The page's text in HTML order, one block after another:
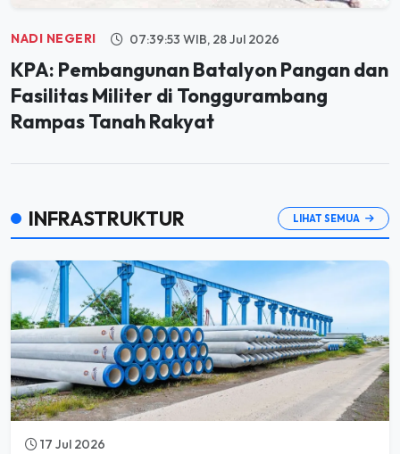
NADI NEGERI 07:39:53 WIB, 28 Jul 2026
KPA: Pembangunan Batalyon Pangan dan
Fasilitas Militer di Tonggurambang
Rampas Tanah Rakyat
INFRASTRUKTUR LIHAT SEMUA
17 Jul 2026